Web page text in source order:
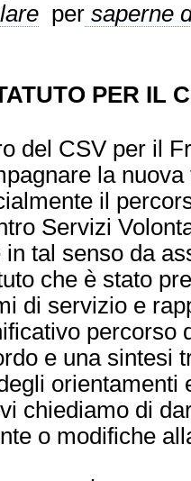
per saperne
PER IL
del CSV per il
la
il
Servizi
tal senso da
che è stato
di servizio e
percorso
e una sintesi
chiediamo di
o modifiche